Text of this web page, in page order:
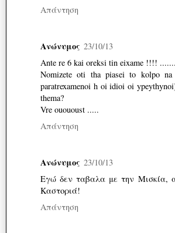
Απάντηση
Ανώνυμος 23/10/13
Ante re 6 kai oreksi tin eixame !!!!
Nomizete oti tha piasei to kolpo
paratrexamenoi h oi idioi oi
thema?
Vre ouououst .....
Απάντηση
Ανώνυμος 23/10/13
Εγώ δεν ταβαλα με την Μισκία,
Καστοριά!
Απάντηση